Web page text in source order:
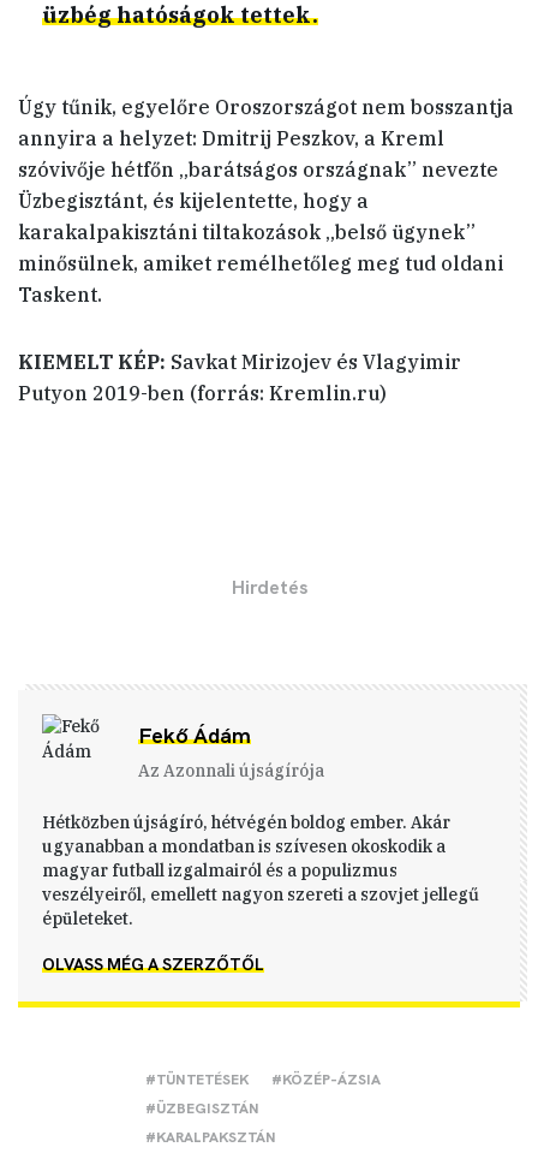
#TÜNTETÉSEK
#KÖZÉP-ÁZSIA
#ÜZBEGISZTÁN
#KARALPAKSZTÁN
üzbég hatóságok tettek.
Úgy tűnik, egyelőre Oroszországot nem bosszantja
annyira a helyzet: Dmitrij Peszkov, a Kreml
szóvivője hétfőn „barátságos országnak” nevezte
Üzbegisztánt, és kijelentette, hogy a
karakalpakisztáni tiltakozások „belső ügynek”
minősülnek, amiket remélhetőleg meg tud oldani
Taskent.
KIEMELT KÉP: Savkat Mirizojev és Vlagyimir
Putyon 2019-ben (forrás: Kremlin.ru)
Fekő Ádám
Az Azonnali újságírója
Hétközben újságíró, hétvégén boldog ember. Akár
ugyanabban a mondatban is szívesen okoskodik a
magyar futball izgalmairól és a populizmus
veszélyeiről, emellett nagyon szereti a szovjet jellegű
épületeket.
OLVASS MÉG A SZERZŐTŐL